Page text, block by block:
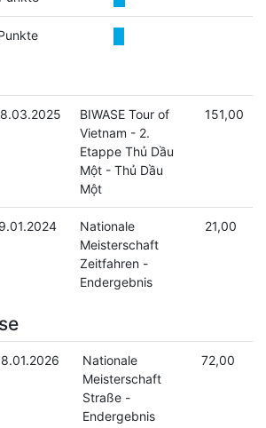
BIWASE Tour of
Vietnam - 2.
Etappe Thủ Dầu
Một - Thủ Dầu
Một
151,00
Nationale
Meisterschaft
Zeitfahren -
Endergebnis
21,00
Nationale
Meisterschaft
Straße -
Endergebnis
72,00